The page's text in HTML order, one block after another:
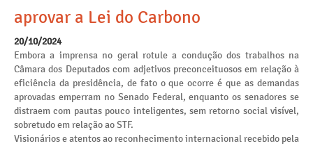
aprovar a Lei do Carbono
20/10/2024
Embora a imprensa no geral rotule a condução dos trabalhos na
Câmara dos Deputados com adjetivos preconceituosos em relação à
eficiência da presidência, de fato o que ocorre é que as demandas
aprovadas emperram no Senado Federal, enquanto os senadores se
distraem com pautas pouco inteligentes, sem retorno social visível,
sobretudo em relação ao STF.
Visionários e atentos ao reconhecimento internacional recebido pela